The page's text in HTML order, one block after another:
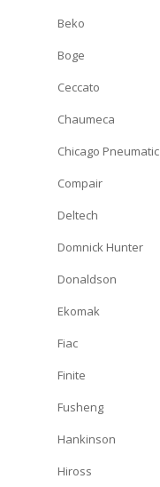
Beko
Boge
Ceccato
Chaumeca
Chicago Pneumatic
Compair
Deltech
Domnick Hunter
Donaldson
Ekomak
Fiac
Finite
Fusheng
Hankinson
Hiross